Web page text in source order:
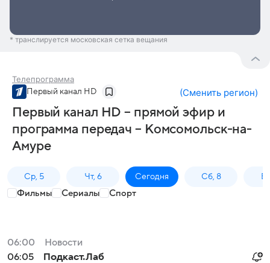
* транслируется московская сетка вещания
Телепрограмма
Первый канал HD (Сменить регион)
Первый канал HD – прямой эфир и
программа передач – Комсомольск-на-
Амуре
Ср, 5 Чт, 6 Сегодня Сб, 8
Фильмы Сериалы Спорт
06:00
Новости
06:05
Подкаст.Лаб